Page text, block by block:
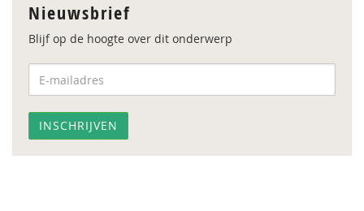
Nieuwsbrief
Blijf op de hoogte over dit onderwerp